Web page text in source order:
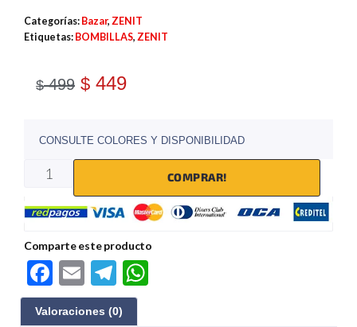
Categorías: Bazar, ZENIT
Etiquetas: BOMBILLAS, ZENIT
$499 $ 449
CONSULTE COLORES Y DISPONIBILIDAD
COMPRAR!
Comparte este producto
F
ac
E
m
Te
le
Valoraciones (0)